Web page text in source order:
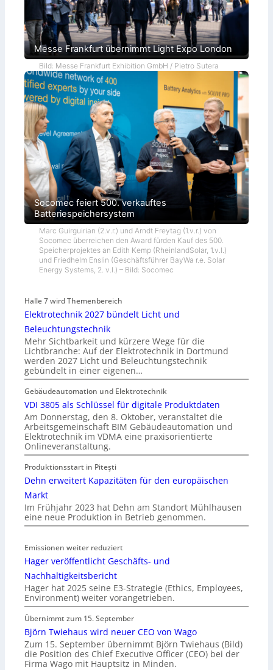
Messe Frankfurt übernimmt Light Expo London
Bild: Messe Frankfurt Exhibition GmbH / Pietro Sutera
Socomec feiert 500. verkauftes
Batteriespeichersystem
Marc Guirguirian (2.v.r.) und Arndt Freytag (1.v.r.) von
Socomec überreichen den Award fürden Kauf des 500.
Speicherprojektes an Edith Kemp (RheinlandSolar, 1.v.l.)
und Friedhelm Enslin (Geschäftsführer BayWa r.e. Solar
Energy Systems, 2. v.l.) – Bild: Socomec
Halle 7 wird Themenbereich
Elektrotechnik 2027 bündelt Licht und
Beleuchtungstechnik
Mehr Sichtbarkeit und kürzere Wege für die
Lichtbranche: Auf der Elektrotechnik in Dortmund
werden 2027 Licht und Beleuchtungstechnik
gebündelt in einer eigenen…
Gebäudeautomation und Elektrotechnik
VDI 3805 als Schlüssel für digitale Produktdaten
Am Donnerstag, den 8. Oktober, veranstaltet die
Arbeitsgemeinschaft BIM Gebäudeautomation und
Elektrotechnik im VDMA eine praxisorientierte
Onlineveranstaltung.
Produktionsstart in Piteşti
Dehn erweitert Kapazitäten für den europäischen
Markt
Im Frühjahr 2023 hat Dehn am Standort Mühlhausen
eine neue Produktion in Betrieb genommen.
Emissionen weiter reduziert
Hager veröffentlicht Geschäfts- und
Nachhaltigkeitsbericht
Hager hat 2025 seine E3-Strategie (Ethics, Employees,
Environment) weiter vorangetrieben.
Übernimmt zum 15. September
Björn Twiehaus wird neuer CEO von Wago
Zum 15. September übernimmt Björn Twiehaus (Bild)
die Position des Chief Executive Officer (CEO) bei der
Firma Wago mit Hauptsitz in Minden.